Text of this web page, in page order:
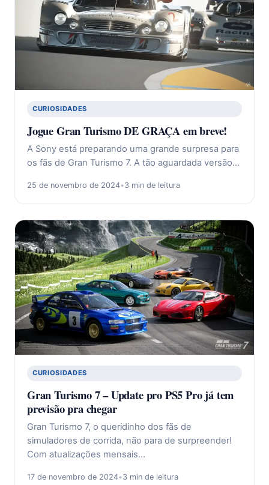
CURIOSIDADES
Jogue Gran Turismo DE GRAÇA em breve!
A Sony está preparando uma grande surpresa para
os fãs de Gran Turismo 7. A tão aguardada versão…
25 de novembro de 2024•3 min de leitura
CURIOSIDADES
Gran Turismo 7 – Update pro PS5 Pro já tem
previsão pra chegar
Gran Turismo 7, o queridinho dos fãs de
simuladores de corrida, não para de surpreender!
Com atualizações mensais…
17 de novembro de 2024•3 min de leitura